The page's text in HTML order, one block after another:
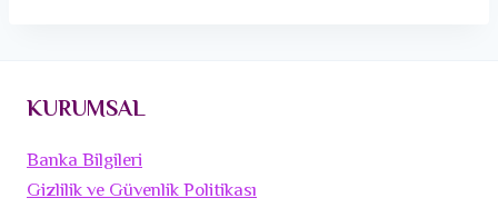
KURUMSAL
Banka Bilgileri
Gizlilik ve Güvenlik Politikası